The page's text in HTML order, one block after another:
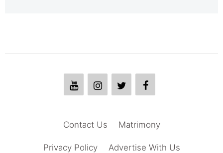
Matrimony
Contact Us
Advertise With Us
Privacy Policy